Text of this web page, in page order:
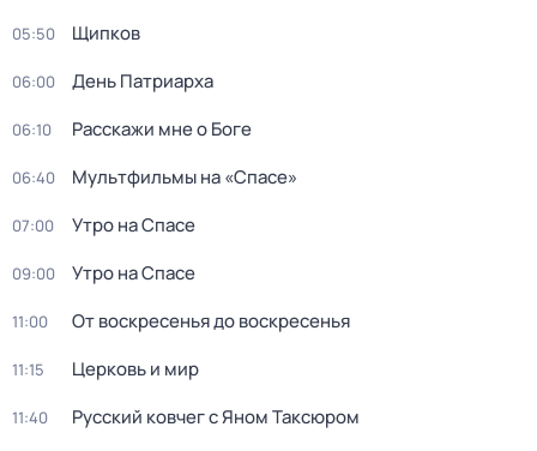
05:50 Щипков
06:00 Дeнь Патриаpха
06:10 Расскажи мне о Боге
06:40 Мультфильмы на «Спасе»
07:00 Утро на Спасе
09:00 Утро на Спасе
11:00 От воскресенья до воскресенья
11:15 Церковь и мир
11:40 Русский ковчег с Яном Таксюром